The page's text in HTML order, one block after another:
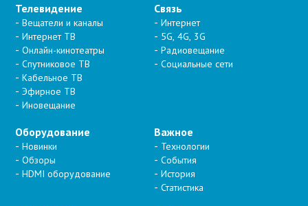
Телевидение
Вещатели и каналы
Интернет ТВ
Онлайн-кинотеатры
Спутниковое ТВ
Кабельное ТВ
Эфирное ТВ
Иновещание
Связь
Интернет
5G, 4G, 3G
Радиовещание
Социальные сети
Оборудование
Новинки
Обзоры
HDMI оборудование
Важное
Технологии
События
История
Статистика